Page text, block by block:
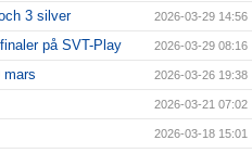
3 silver 2026-03-29 14:56
på SVT-Play 2026-03-29 08:16
mars 2026-03-26 19:38
2026-03-21 07:02
2026-03-18 15:01